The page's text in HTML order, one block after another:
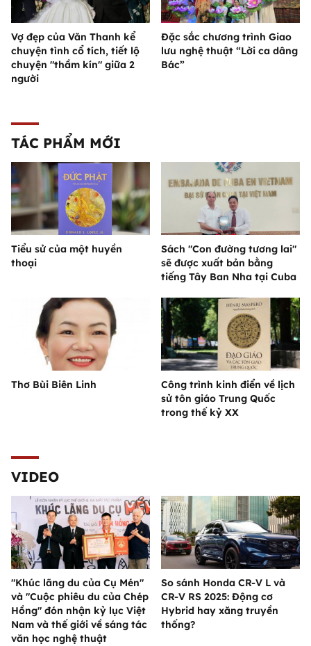
Vợ đẹp của Văn Thanh kể
chuyện tình cổ tích, tiết lộ
chuyện "thầm kín" giữa 2
người
Đặc sắc chương trình Giao
lưu nghệ thuật “Lời ca dâng
Bác”
TÁC PHẨM MỚI
Tiểu sử của một huyền
thoại
Sách "Con đường tương lai"
sẽ được xuất bản bằng
tiếng Tây Ban Nha tại Cuba
Thơ Bùi Biên Linh
Công trình kinh điển về lịch
sử tôn giáo Trung Quốc
trong thế kỷ XX
VIDEO
"Khúc lãng du của Cụ Mén"
và "Cuộc phiêu du của Chép
Hồng" đón nhận kỷ lục Việt
Nam và thế giới về sáng tác
văn học nghệ thuật
So sánh Honda CR-V L và
CR-V RS 2025: Động cơ
Hybrid hay xăng truyền
thống?